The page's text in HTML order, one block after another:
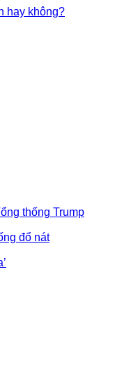
hay không?
thống Trump
đổ nát